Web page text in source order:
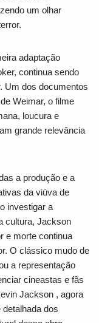
um olhar
adaptação
continua sendo
Um dos documentos
Weimar, o filme
loucura e
grande relevância
a produção e a
da viúva de
investigar a
cultura, Jackson
e morte continua
O clássico mudo de
a representação
cineastas e fãs
Jackson , agora
dos